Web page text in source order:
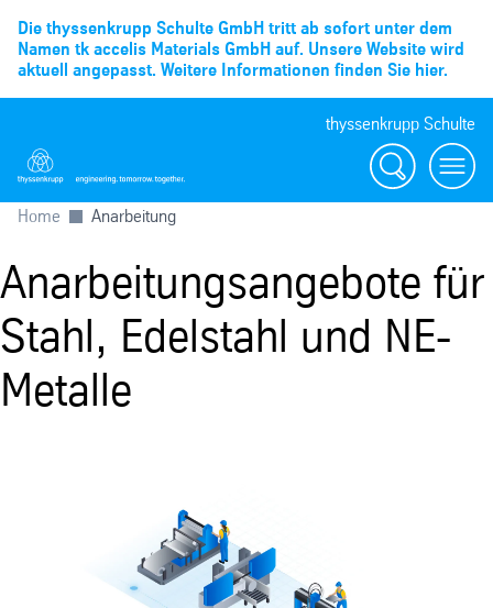
Die thyssenkrupp Schulte GmbH tritt ab sofort unter dem
Namen tk accelis Materials GmbH auf. Unsere Website wird
aktuell angepasst. Weitere Informationen finden Sie hier.
thyssenkrupp Schulte
Suche
Menü
Home Anarbeitung
Anarbeitungsangebote für
Stahl, Edelstahl und NE-
Metalle